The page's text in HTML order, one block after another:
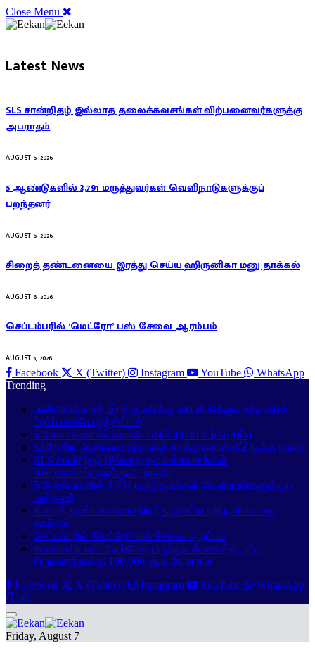
Close Menu
Latest News
SLS சான்றிதழ் இல்லாத தலைக்கவசங்கள் விற்பனைவர்களுக்கு
அபராதம்
AUGUST 6, 2026
5 ஆண்டுகளில் 3,791 மருத்துவர்கள் வெளிநாடுகளுக்குப்
பறந்தனர்
AUGUST 6, 2026
சிறைத் தண்டனையை இரத்து செய்ய ஹிருனிகா மனு தாக்கல்
AUGUST 6, 2026
செப்டம்பரில் ‘மெட்ரோ’ பஸ் சேவை ஆரம்பம்
AUGUST 5, 2026
Facebook X (Twitter) Instagram YouTube
WhatsApp
Trending
பாலிசிலிக்கான் இறக்குமதிக்கு வரி விதிக்கும் உத்தரவில்
ட்ரம்ப் கையெழுத்திட்டார்
எபோலா நோயால் காங்கோவில் 4,000 பேர் பாதிப்பு
உக்ரேனிய ஆளில்லா விமானத் தாக்குதலால் தீப்பிடித்த நகரம்
SLS சான்றிதழ் இல்லாத தலைக்கவசங்கள்
விற்பனைவர்களுக்கு அபராதம்
5 ஆண்டுகளில் 3,791 மருத்துவர்கள் வெளிநாடுகளுக்குப்
பறந்தனர்
சிறைத் தண்டனையை இரத்து செய்ய ஹிருனிகா மனு
தாக்கல்
செப்டம்பரில் ‘மெட்ரோ’ பஸ் சேவை ஆரம்பம்
காலாவதியான ஆயுர்வேத மருந்துகள் வைத்திருந்த
நிறுவனத்துக்கு 100,000 ரூபா அபராதம்
Facebook
X (Twitter) Instagram YouTube WhatsApp
Friday, August 7